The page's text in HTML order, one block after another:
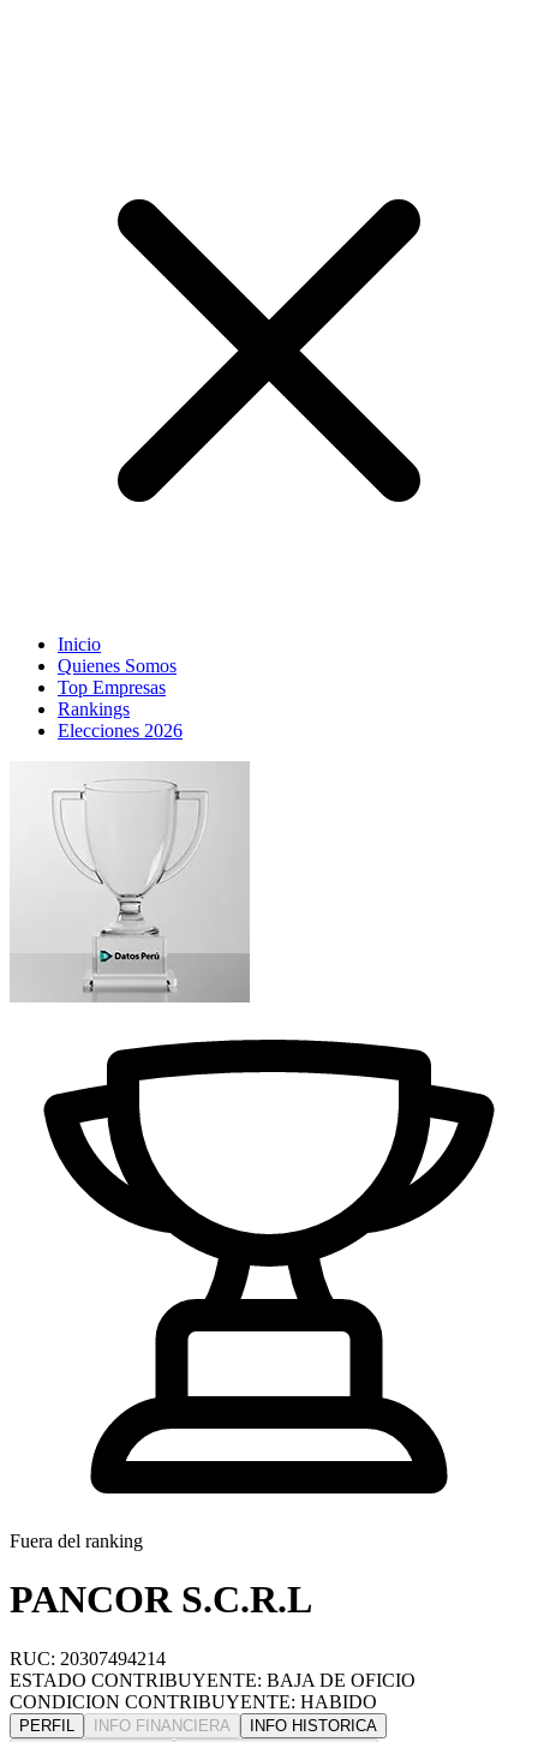
Inicio
Quienes Somos
Top Empresas
Rankings
Elecciones 2026
Fuera del ranking
PANCOR S.C.R.L
RUC: 20307494214
ESTADO CONTRIBUYENTE: BAJA DE OFICIO
CONDICION CONTRIBUYENTE: HABIDO
PERFIL INFO FINANCIERA
INFO HISTORICA